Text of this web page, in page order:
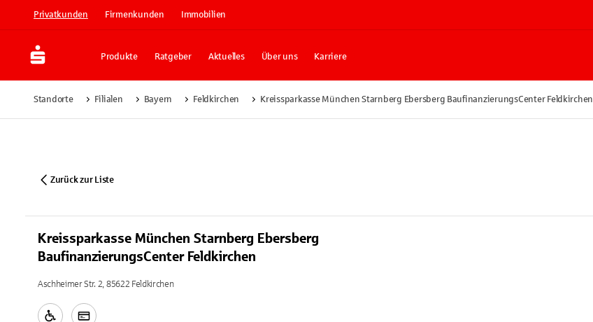
Privatkunden Firmenkunden Immobilien
Produkte Ratgeber Aktuelles Über uns Karriere
Standorte Filialen Bayern Feldkirchen Kreissparkasse München Starnberg Ebersberg BaufinanzierungsCenter Feldkirchen
Zurück zur Liste
Kreissparkasse München Starnberg Ebersberg
BaufinanzierungsCenter Feldkirchen
Aschheimer Str. 2, 85622 Feldkirchen